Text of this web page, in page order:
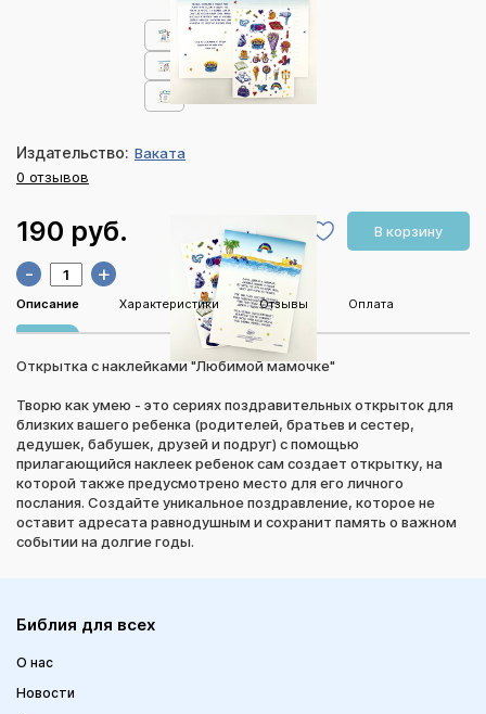
Издательство: Ваката
0 отзывов
190 руб. В корзину
- +
Описание Характеристики Отзывы Оплата
Открытка с наклейками "Любимой мамочке"
Творю как умею - это сериях поздравительных открыток для
близких вашего ребенка (родителей, братьев и сестер,
дедушек, бабушек, друзей и подруг) с помощью
прилагающийся наклеек ребенок сам создает открытку, на
которой также предусмотрено место для его личного
послания. Создайте уникальное поздравление, которое не
оставит адресата равнодушным и сохранит память о важном
событии на долгие годы.
Библия для всех
О нас
Новости